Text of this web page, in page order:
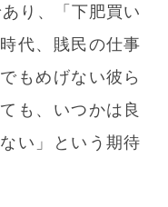
り、「下肥買い
代、賎民の仕事
もめげない彼ら
も、いつかは良
い」という期待